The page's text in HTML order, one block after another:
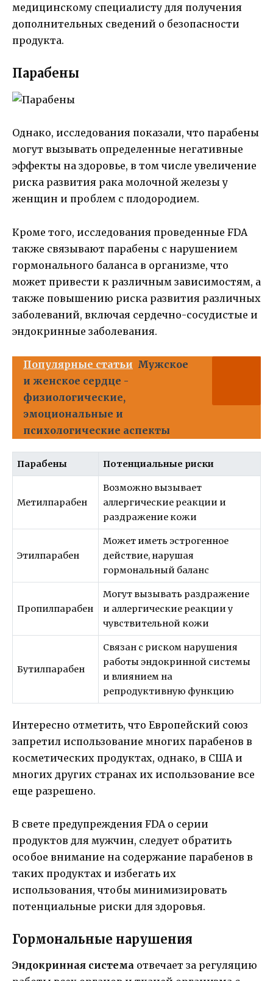
медицинскому специалисту для получения
дополнительных сведений о безопасности
продукта.
Парабены
Однако, исследования показали, что парабены
могут вызывать определенные негативные
эффекты на здоровье, в том числе увеличение
риска развития рака молочной железы у
женщин и проблем с плодородием.
Кроме того, исследования проведенные FDA
также связывают парабены с нарушением
гормонального баланса в организме, что
может привести к различным зависимостям, а
также повышению риска развития различных
заболеваний, включая сердечно-сосудистые и
эндокринные заболевания.
Популярные статьи Мужское
и женское сердце -
физиологические,
эмоциональные и
психологические аспекты
Парабены Потенциальные риски
Метилпарабен
Возможно вызывает
аллергические реакции и
раздражение кожи
Этилпарабен
Может иметь эстрогенное
действие, нарушая
гормональный баланс
Пропилпарабен
Могут вызывать раздражение
и аллергические реакции у
чувствительной кожи
Бутилпарабен
Связан с риском нарушения
работы эндокринной системы
и влиянием на
репродуктивную функцию
Интересно отметить, что Европейский союз
запретил использование многих парабенов в
косметических продуктах, однако, в США и
многих других странах их использование все
еще разрешено.
В свете предупреждения FDA о серии
продуктов для мужчин, следует обратить
особое внимание на содержание парабенов в
таких продуктах и избегать их
использования, чтобы минимизировать
потенциальные риски для здоровья.
Гормональные нарушения
Эндокринная система отвечает за регуляцию